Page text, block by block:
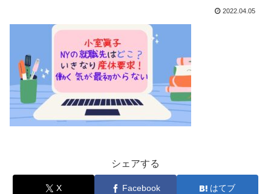
2022.04.05
シェアする
X Facebook はてブ